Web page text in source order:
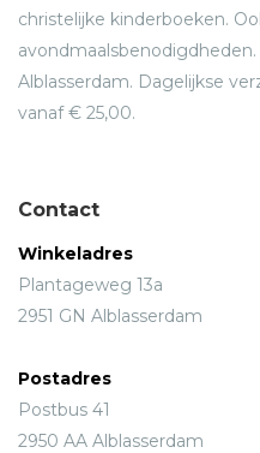
christelijke kinderboeken.
Alblasserdam. Dagelijkse
vanaf € 25,00.
Contact
Winkeladres
Plantageweg 13a
2951 GN Alblasserdam
Postadres
Postbus 41
2950 AA Alblasserdam